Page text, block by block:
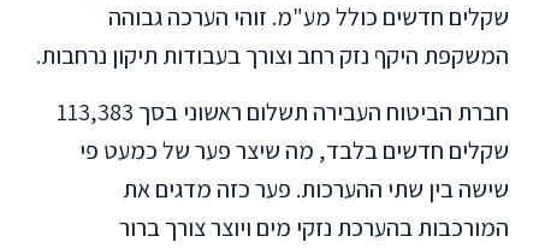
שקלים חדשים כולל מע"מ. זוהי הערכה גבוהה
המשקפת היקף נזק רחב וצורך בעבודות תיקון נרחבות.
חברת הביטוח העבירה תשלום ראשוני בסך 113,383
שקלים חדשים בלבד, מה שיצר פער של כמעט פי
שישה בין שתי ההערכות. פער כזה מדגים את
המורכבות בהערכת נזקי מים ויוצר צורך ברור